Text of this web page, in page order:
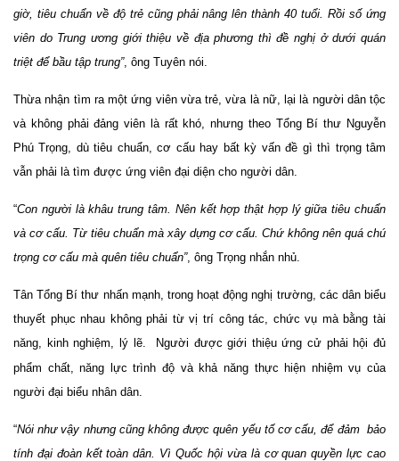
giờ, tiêu chuẩn về độ trẻ cũng phải nâng lên thành 40 tuổi. Rồi số ứng
viên do Trung ương giới thiệu về địa phương thì đề nghị ở dưới quán
triệt để bầu tập trung”, ông Tuyên nói.
Thừa nhận tìm ra một ứng viên vừa trẻ, vừa là nữ, lại là người dân tộc
và không phải đảng viên là rất khó, nhưng theo Tổng Bí thư Nguyễn
Phú Trọng, dù tiêu chuẩn, cơ cấu hay bất kỳ vấn đề gì thì trọng tâm
vẫn phải là tìm được ứng viên đại diện cho người dân.
“Con người là khâu trung tâm. Nên kết hợp thật hợp lý giữa tiêu chuẩn
và cơ cấu. Từ tiêu chuẩn mà xây dựng cơ cấu. Chứ không nên quá chú
trọng cơ cấu mà quên tiêu chuẩn”, ông Trọng nhắn nhủ.
Tân Tổng Bí thư nhấn mạnh, trong hoạt động nghị trường, các dân biểu
thuyết phục nhau không phải từ vị trí công tác, chức vụ mà bằng tài
năng, kinh nghiệm, lý lẽ. Người được giới thiệu ứng cử phải hội đủ
phẩm chất, năng lực trình độ và khả năng thực hiện nhiệm vụ của
người đại biểu nhân dân.
“Nói như vậy nhưng cũng không được quên yếu tố cơ cấu, để đảm bảo
tính đại đoàn kết toàn dân. Vì Quốc hội vừa là cơ quan quyền lực cao